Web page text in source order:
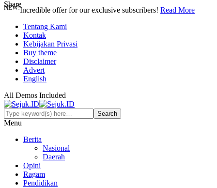
NEW!Incredible offer for our exclusive subscribers! Read More
Tentang Kami
Kontak
Kebijakan Privasi
Buy theme
Disclaimer
Advert
English
All Demos Included
Menu
Berita
Nasional
Daerah
Opini
Ragam
Pendidikan
Share